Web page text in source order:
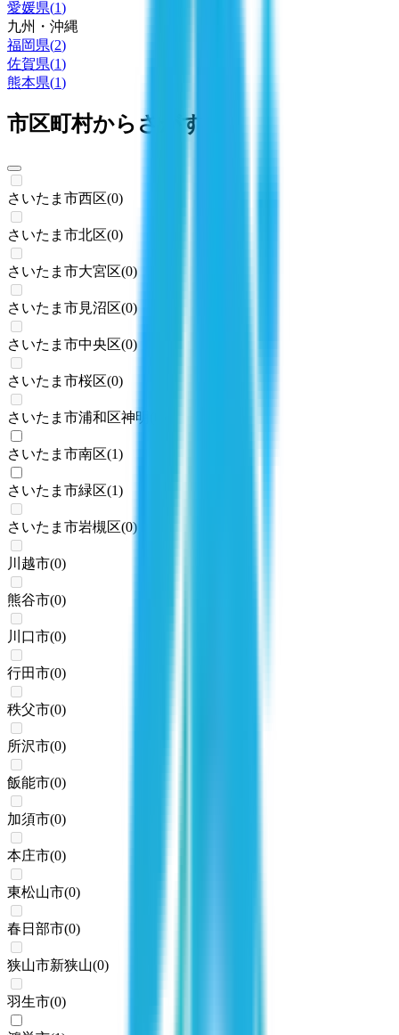
愛媛県(1)
九州・沖縄
福岡県(2)
佐賀県(1)
熊本県(1)
市区町村からさがす
さいたま市西区(0)
さいたま市北区(0)
さいたま市大宮区(0)
さいたま市見沼区(0)
さいたま市中央区(0)
さいたま市桜区(0)
さいたま市浦和区神明
さいたま市南区(1)
さいたま市緑区(1)
さいたま市岩槻区(0)
川越市(0)
熊谷市(0)
川口市(0)
行田市(0)
秩父市(0)
所沢市(0)
飯能市(0)
加須市(0)
本庄市(0)
東松山市(0)
春日部市(0)
狭山市新狭山(0)
羽生市(0)